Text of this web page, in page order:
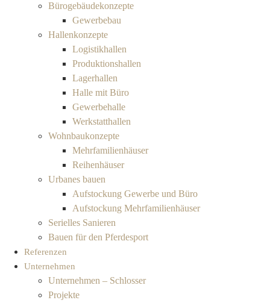
Bürogebäudekonzepte
Gewerbebau
Hallenkonzepte
Logistikhallen
Produktionshallen
Lagerhallen
Halle mit Büro
Gewerbehalle
Werkstatthallen
Wohnbaukonzepte
Mehrfamilienhäuser
Reihenhäuser
Urbanes bauen
Aufstockung Gewerbe und Büro
Aufstockung Mehrfamilienhäuser
Serielles Sanieren
Bauen für den Pferdesport
Referenzen
Unternehmen
Unternehmen – Schlosser
Projekte